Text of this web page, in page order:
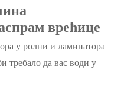
врећице
у ролни и ламинатора
требало да вас води у